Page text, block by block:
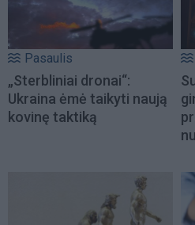
Pasaulis
„Sterbliniai dronai“:
Ukraina ėmė taikyti naują
kovinę taktiką